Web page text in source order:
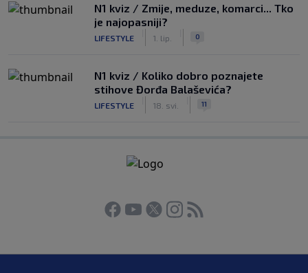
N1 kviz / Zmije, meduze, komarci... Tko
je najopasniji?
LIFESTYLE 1. lip. 0
N1 kviz / Koliko dobro poznajete
stihove Đorđa Balaševića?
LIFESTYLE 18. svi. 11